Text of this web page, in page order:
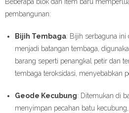
Beberapa blok dan item baru
pembangunan:
Bijih Tembaga: Bijih serbaguna
menjadi batangan tembaga,
barang seperti penangkal petir dan
tembaga teroksidasi, menyebabkan
Geode Kecubung: Ditemukan di
menyimpan pecahan batu